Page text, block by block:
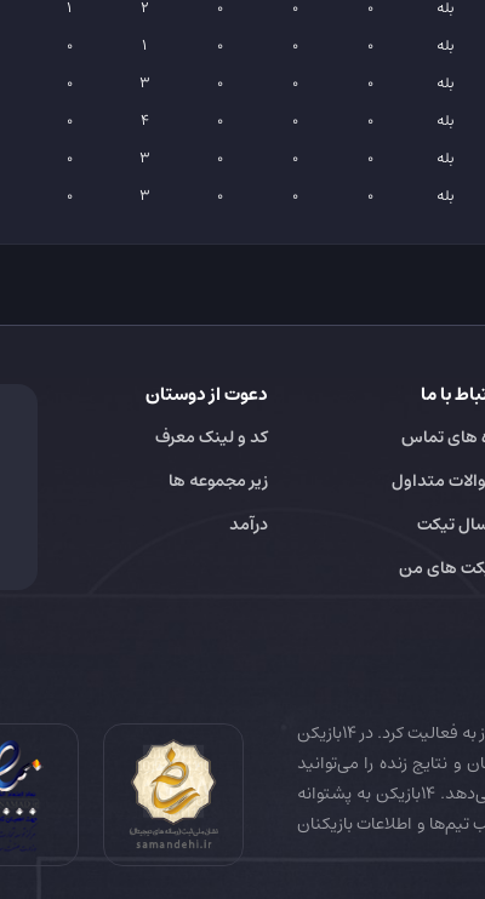
بله 0
0
0
2
1
بله 0
0
0
1
0
بله 0
0
0
3
0
بله 0
0
0
4
0
بله 0
0
0
3
0
بله 0
0
0
3
0
با ما
های تماس
متداول
تیکت
های من
دعوت از دوستان
کد و لینک معرف
زیر مجموعه ها
درآمد
14بازیکن به عنوان رسانه تخصصی فوتبال ایران و جهان در سال 1396 آغاز به فعالیت کرد. در 14بازیکن
و نتایج زنده را می‌توانید
دنبال کنید. همچنین 14بازیکن جامع‌ترین فوتبال فانتزی دنیا را ارائه می‌دهد. 14بازیکن به پشتوانه
تیم‌ها و اطلاعات بازیکنان